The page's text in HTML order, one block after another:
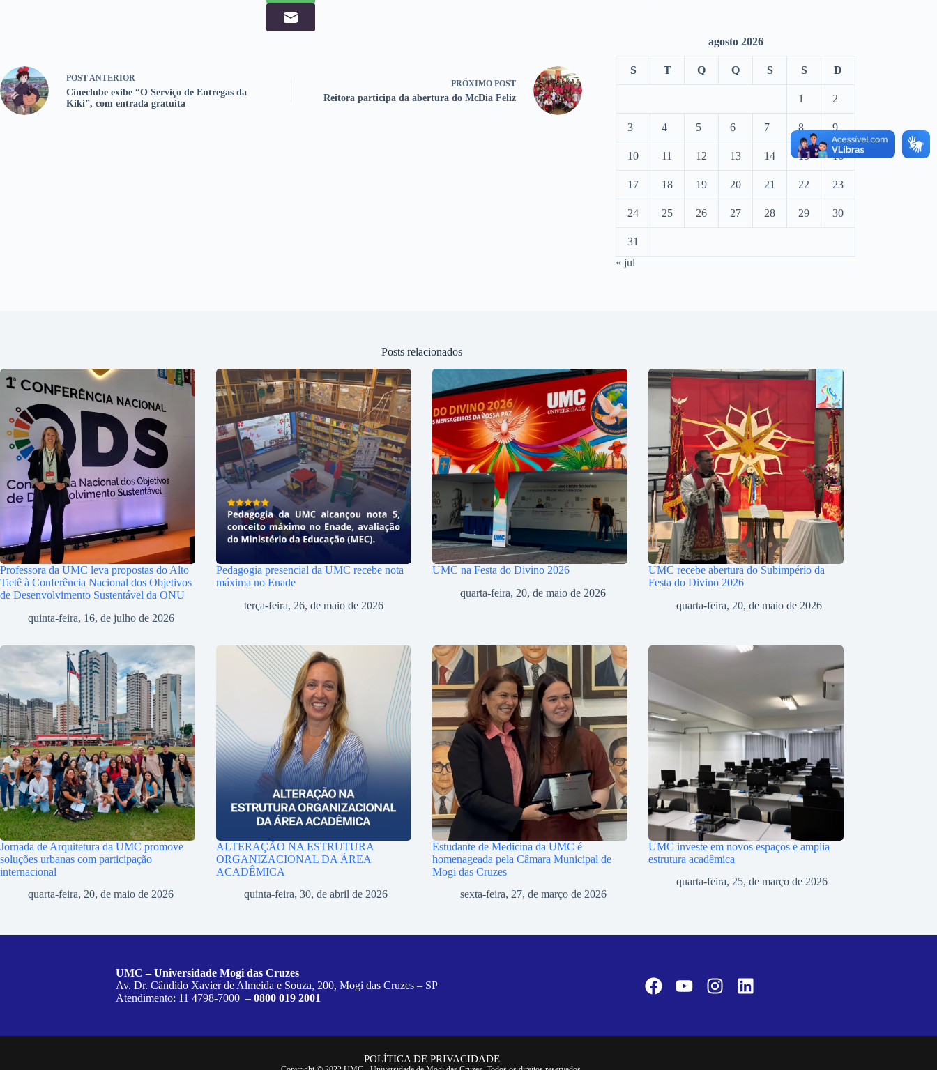
POSTANTERIOR
Cineclube exibe “O Serviço de Entregas da
Kiki”, com entrada gratuita
PRÓXIMO POST
Reitora participa da abertura do McDia Feliz
agosto 2026
S T Q Q S S D
1 2
3 4 5 6 7 8 9
10 11 12 13 14 15 16
17 18 19 20 21 22 23
24 25 26 27 28 29 30
31
« jul
Posts relacionados
Professora da UMC leva propostas do Alto
Tietê à Conferência Nacional dos Objetivos
de Desenvolvimento Sustentável da ONU
quinta-feira, 16, de julho de 2026
Pedagogia presencial da UMC recebe nota
máxima no Enade
terça-feira, 26, de maio de 2026
UMC na Festa do Divino 2026
quarta-feira, 20, de maio de 2026
UMC recebe abertura do Subimpério da
Festa do Divino 2026
quarta-feira, 20, de maio de 2026
Jornada de Arquitetura da UMC promove
soluções urbanas com participação
internacional
quarta-feira, 20, de maio de 2026
ALTERAÇÃO NA ESTRUTURA
ORGANIZACIONAL DA ÁREA
ACADÊMICA
quinta-feira, 30, de abril de 2026
Estudante de Medicina da UMC é
homenageada pela Câmara Municipal de
Mogi das Cruzes
sexta-feira, 27, de março de 2026
UMC investe em novos espaços e amplia
estrutura acadêmica
quarta-feira, 25, de março de 2026
UMC – Universidade Mogi das Cruzes
Av. Dr. Cândido Xavier de Almeida e Souza, 200, Mogi das Cruzes – SP
Atendimento: 11 4798-7000 –0800 019 2001
POLÍTICA DE PRIVACIDADE